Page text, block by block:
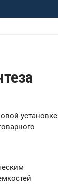
установке